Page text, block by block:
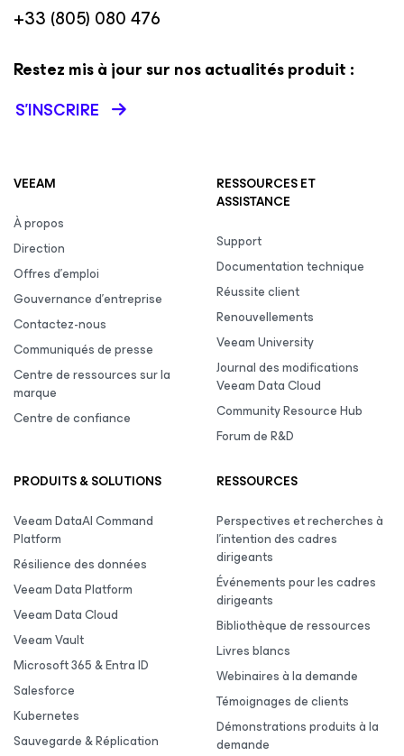
+33 (805) 080 476
Restez mis à jour sur nos actualités produit :
S’INSCRIRE
VEEAM
À propos
Direction
Offres d’emploi
Gouvernance d’entreprise
Contactez-nous
Communiqués de presse
Centre de ressources sur la
marque
Centre de confiance
RESSOURCES ET
ASSISTANCE
Support
Documentation technique
Réussite client
Renouvellements
Veeam University
Journal des modifications
Veeam Data Cloud
Community Resource Hub
Forum de R&D
PRODUITS & SOLUTIONS
Veeam DataAI Command
Platform
Résilience des données
Veeam Data Platform
Veeam Data Cloud
Veeam Vault
Microsoft 365 & Entra ID
Salesforce
Kubernetes
Sauvegarde & Réplication
RESSOURCES
Perspectives et recherches à
l’intention des cadres
dirigeants
Événements pour les cadres
dirigeants
Bibliothèque de ressources
Livres blancs
Webinaires à la demande
Témoignages de clients
Démonstrations produits à la
demande